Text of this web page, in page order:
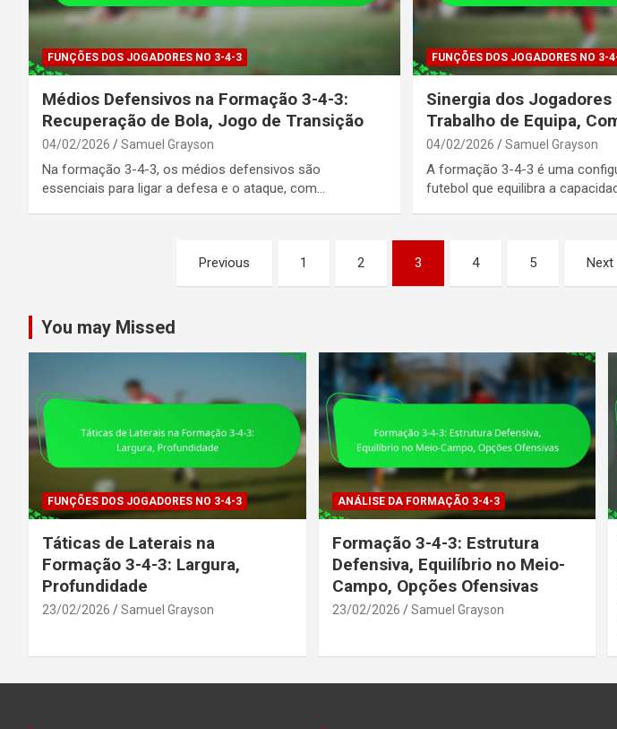
FUNÇÕES DOS JOGADORES NO 3-4-3
Médios Defensivos na Formação 3-4-3:
Recuperação de Bola, Jogo de Transição
04/02/2026 Samuel Grayson
Na formação 3-4-3, os médios defensivos são
essenciais para ligar a defesa e o ataque, com…
FUNÇÕES DOS JOGADORES NO 3-
Sinergia dos
Trabalho de Equipa,
04/02/2026 Samuel Grayson
A formação 3-4-3 é uma
futebol que equilibra a
Previous 1 2 3 4 5 Next
You may Missed
FUNÇÕES DOS JOGADORES NO 3-4-3
Táticas de Laterais na
Formação 3-4-3: Largura,
Profundidade
23/02/2026 Samuel Grayson
ANÁLISE DA FORMAÇÃO 3-4-3
Formação 3-4-3: Estrutura
Defensiva, Equilíbrio no Meio-
Campo, Opções Ofensivas
23/02/2026 Samuel Grayson